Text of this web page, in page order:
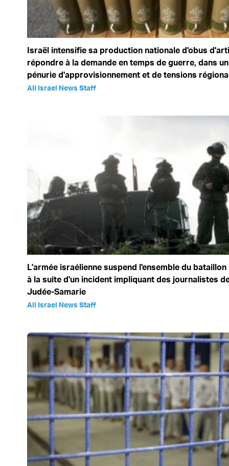
Israël intensifie sa production nationale d'obus
répondre à la demande en temps de guerre, dans
pénurie d'approvisionnement et de tensions
All Israel News Staff
L'armée israélienne suspend l'ensemble du bataillon
à la suite d'un incident impliquant des journalistes
Judée-Samarie
All Israel News Staff